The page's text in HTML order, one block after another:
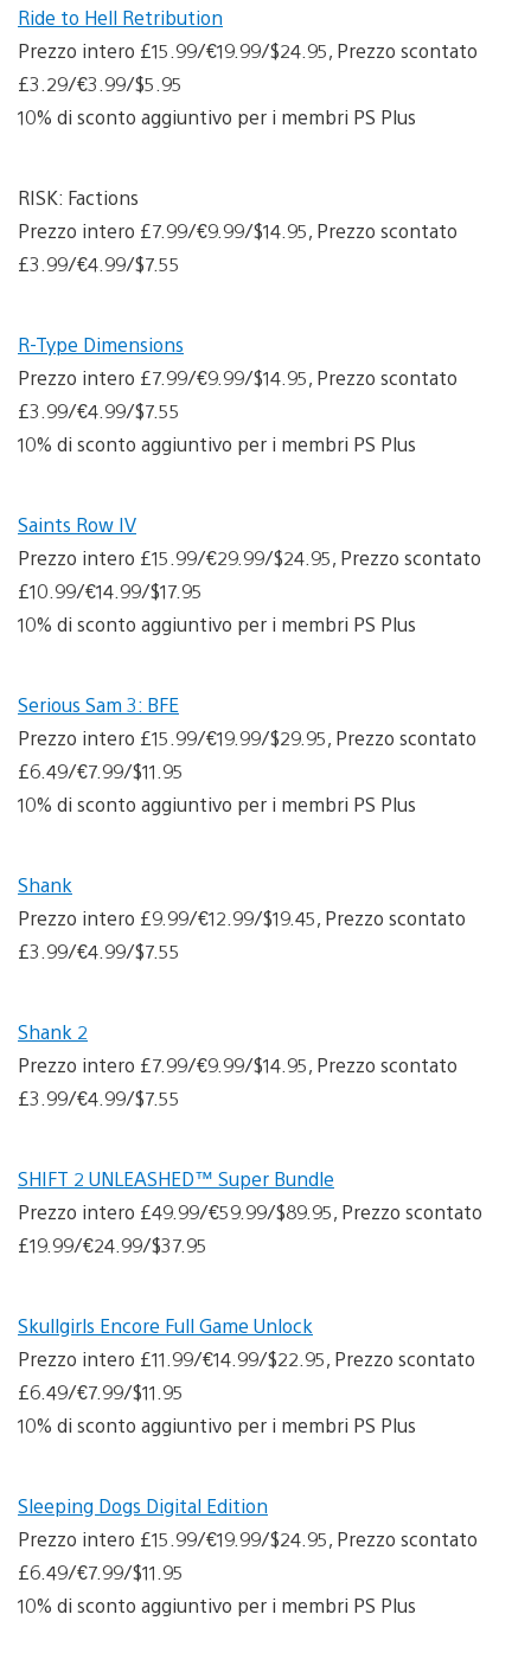
Ride to Hell Retribution
Prezzo intero £15.99/€19.99/$24.95, Prezzo scontato
£3.29/€3.99/$5.95
10% di sconto aggiuntivo per i membri PS Plus
RISK: Factions
Prezzo intero £7.99/€9.99/$14.95, Prezzo scontato
£3.99/€4.99/$7.55
R-Type Dimensions
Prezzo intero £7.99/€9.99/$14.95, Prezzo scontato
£3.99/€4.99/$7.55
10% di sconto aggiuntivo per i membri PS Plus
Saints Row IV
Prezzo intero £15.99/€29.99/$24.95, Prezzo scontato
£10.99/€14.99/$17.95
10% di sconto aggiuntivo per i membri PS Plus
Serious Sam 3: BFE
Prezzo intero £15.99/€19.99/$29.95, Prezzo scontato
£6.49/€7.99/$11.95
10% di sconto aggiuntivo per i membri PS Plus
Shank
Prezzo intero £9.99/€12.99/$19.45, Prezzo scontato
£3.99/€4.99/$7.55
Shank 2
Prezzo intero £7.99/€9.99/$14.95, Prezzo scontato
£3.99/€4.99/$7.55
SHIFT 2 UNLEASHED™ Super Bundle
Prezzo intero £49.99/€59.99/$89.95, Prezzo scontato
£19.99/€24.99/$37.95
Skullgirls Encore Full Game Unlock
Prezzo intero £11.99/€14.99/$22.95, Prezzo scontato
£6.49/€7.99/$11.95
10% di sconto aggiuntivo per i membri PS Plus
Sleeping Dogs Digital Edition
Prezzo intero £15.99/€19.99/$24.95, Prezzo scontato
£6.49/€7.99/$11.95
10% di sconto aggiuntivo per i membri PS Plus